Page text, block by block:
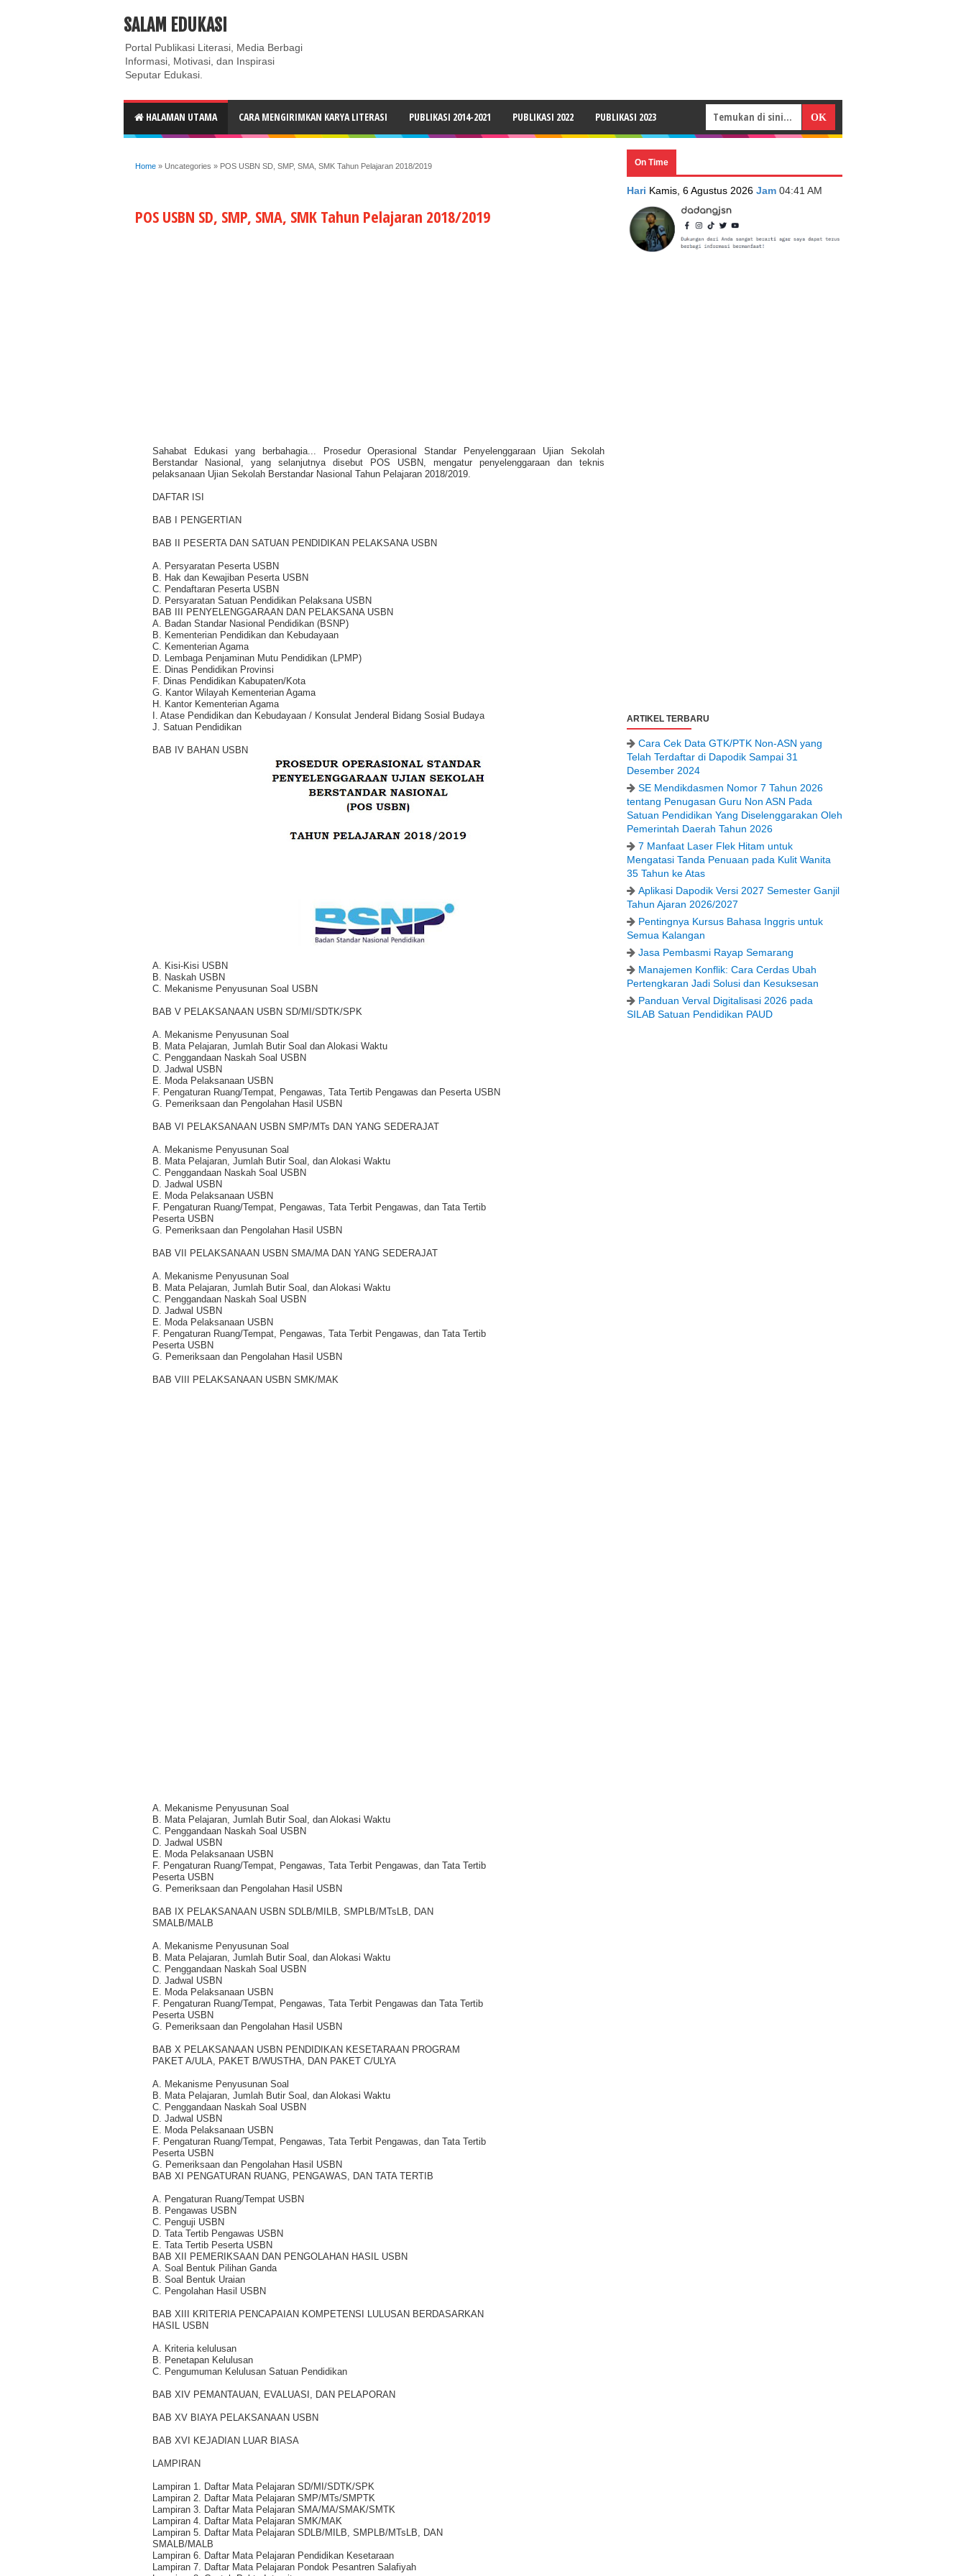
ABOUT CONTACT US
SALAM EDUKASI
Portal Publikasi Literasi, Media Berbagi
Informasi, Motivasi, dan Inspirasi
Seputar Edukasi.
HALAMAN UTAMA CARA MENGIRIMKAN KARYA LITERASI PUBLIKASI 2014-2021 PUBLIKASI 2022 PUBLIKASI 2023
Home » Uncategories » POS USBN SD, SMP, SMA, SMK Tahun Pelajaran 2018/2019
POS USBN SD, SMP, SMA, SMK Tahun Pelajaran 2018/2019
Sahabat Edukasi yang berbahagia... Prosedur Operasional Standar Penyelenggaraan Ujian Sekolah
Berstandar Nasional, yang selanjutnya disebut POS USBN, mengatur penyelenggaraan dan teknis
pelaksanaan Ujian Sekolah Berstandar Nasional Tahun Pelajaran 2018/2019.
DAFTAR ISI
BAB I PENGERTIAN
BAB II PESERTA DAN SATUAN PENDIDIKAN PELAKSANA USBN
A. Persyaratan Peserta USBN
B. Hak dan Kewajiban Peserta USBN
C. Pendaftaran Peserta USBN
D. Persyaratan Satuan Pendidikan Pelaksana USBN
BAB III PENYELENGGARAAN DAN PELAKSANA USBN
A. Badan Standar Nasional Pendidikan (BSNP)
B. Kementerian Pendidikan dan Kebudayaan
C. Kementerian Agama
D. Lembaga Penjaminan Mutu Pendidikan (LPMP)
E. Dinas Pendidikan Provinsi
F. Dinas Pendidikan Kabupaten/Kota
G. Kantor Wilayah Kementerian Agama
H. Kantor Kementerian Agama
I. Atase Pendidikan dan Kebudayaan / Konsulat Jenderal Bidang Sosial Budaya
J. Satuan Pendidikan
BAB IV BAHAN USBN
A. Kisi-Kisi USBN
B. Naskah USBN
C. Mekanisme Penyusunan Soal USBN
BAB V PELAKSANAAN USBN SD/MI/SDTK/SPK
A. Mekanisme Penyusunan Soal
B. Mata Pelajaran, Jumlah Butir Soal dan Alokasi Waktu
C. Penggandaan Naskah Soal USBN
D. Jadwal USBN
E. Moda Pelaksanaan USBN
F. Pengaturan Ruang/Tempat, Pengawas, Tata Tertib Pengawas dan Peserta USBN
G. Pemeriksaan dan Pengolahan Hasil USBN
BAB VI PELAKSANAAN USBN SMP/MTs DAN YANG SEDERAJAT
A. Mekanisme Penyusunan Soal
B. Mata Pelajaran, Jumlah Butir Soal, dan Alokasi Waktu
C. Penggandaan Naskah Soal USBN
D. Jadwal USBN
E. Moda Pelaksanaan USBN
F. Pengaturan Ruang/Tempat, Pengawas, Tata Terbit Pengawas, dan Tata Tertib
Peserta USBN
G. Pemeriksaan dan Pengolahan Hasil USBN
BAB VII PELAKSANAAN USBN SMA/MA DAN YANG SEDERAJAT
A. Mekanisme Penyusunan Soal
B. Mata Pelajaran, Jumlah Butir Soal, dan Alokasi Waktu
C. Penggandaan Naskah Soal USBN
D. Jadwal USBN
E. Moda Pelaksanaan USBN
F. Pengaturan Ruang/Tempat, Pengawas, Tata Terbit Pengawas, dan Tata Tertib
Peserta USBN
G. Pemeriksaan dan Pengolahan Hasil USBN
BAB VIII PELAKSANAAN USBN SMK/MAK
A. Mekanisme Penyusunan Soal
B. Mata Pelajaran, Jumlah Butir Soal, dan Alokasi Waktu
C. Penggandaan Naskah Soal USBN
D. Jadwal USBN
E. Moda Pelaksanaan USBN
F. Pengaturan Ruang/Tempat, Pengawas, Tata Terbit Pengawas, dan Tata Tertib
Peserta USBN
G. Pemeriksaan dan Pengolahan Hasil USBN
BAB IX PELAKSANAAN USBN SDLB/MILB, SMPLB/MTsLB, DAN
SMALB/MALB
A. Mekanisme Penyusunan Soal
B. Mata Pelajaran, Jumlah Butir Soal, dan Alokasi Waktu
C. Penggandaan Naskah Soal USBN
D. Jadwal USBN
E. Moda Pelaksanaan USBN
F. Pengaturan Ruang/Tempat, Pengawas, Tata Terbit Pengawas dan Tata Tertib
Peserta USBN
G. Pemeriksaan dan Pengolahan Hasil USBN
BAB X PELAKSANAAN USBN PENDIDIKAN KESETARAAN PROGRAM
PAKET A/ULA, PAKET B/WUSTHA, DAN PAKET C/ULYA
A. Mekanisme Penyusunan Soal
B. Mata Pelajaran, Jumlah Butir Soal, dan Alokasi Waktu
C. Penggandaan Naskah Soal USBN
D. Jadwal USBN
E. Moda Pelaksanaan USBN
F. Pengaturan Ruang/Tempat, Pengawas, Tata Terbit Pengawas, dan Tata Tertib
Peserta USBN
G. Pemeriksaan dan Pengolahan Hasil USBN
BAB XI PENGATURAN RUANG, PENGAWAS, DAN TATA TERTIB
A. Pengaturan Ruang/Tempat USBN
B. Pengawas USBN
C. Penguji USBN
D. Tata Tertib Pengawas USBN
E. Tata Tertib Peserta USBN
BAB XII PEMERIKSAAN DAN PENGOLAHAN HASIL USBN
A. Soal Bentuk Pilihan Ganda
B. Soal Bentuk Uraian
C. Pengolahan Hasil USBN
BAB XIII KRITERIA PENCAPAIAN KOMPETENSI LULUSAN BERDASARKAN
HASIL USBN
A. Kriteria kelulusan
B. Penetapan Kelulusan
C. Pengumuman Kelulusan Satuan Pendidikan
BAB XIV PEMANTAUAN, EVALUASI, DAN PELAPORAN
BAB XV BIAYA PELAKSANAAN USBN
BAB XVI KEJADIAN LUAR BIASA
LAMPIRAN
Lampiran 1. Daftar Mata Pelajaran SD/MI/SDTK/SPK
Lampiran 2. Daftar Mata Pelajaran SMP/MTs/SMPTK
Lampiran 3. Daftar Mata Pelajaran SMA/MA/SMAK/SMTK
Lampiran 4. Daftar Mata Pelajaran SMK/MAK
Lampiran 5. Daftar Mata Pelajaran SDLB/MILB, SMPLB/MTsLB, DAN
SMALB/MALB
Lampiran 6. Daftar Mata Pelajaran Pendidikan Kesetaraan
Lampiran 7. Daftar Mata Pelajaran Pondok Pesantren Salafiyah
On Time
Hari Kamis, 6 Agustus 2026 Jam 04:41 AM
ARTIKEL TERBARU
Cara Cek Data GTK/PTK Non-ASN yang
Telah Terdaftar di Dapodik Sampai 31
Desember 2024
SE Mendikdasmen Nomor 7 Tahun 2026
tentang Penugasan Guru Non ASN Pada
Satuan Pendidikan Yang Diselenggarakan Oleh
Pemerintah Daerah Tahun 2026
7 Manfaat Laser Flek Hitam untuk
Mengatasi Tanda Penuaan pada Kulit Wanita
35 Tahun ke Atas
Aplikasi Dapodik Versi 2027 Semester Ganjil
Tahun Ajaran 2026/2027
Pentingnya Kursus Bahasa Inggris untuk
Semua Kalangan
Jasa Pembasmi Rayap Semarang
Manajemen Konflik: Cara Cerdas Ubah
Pertengkaran Jadi Solusi dan Kesuksesan
Panduan Verval Digitalisasi 2026 pada
SILAB Satuan Pendidikan PAUD